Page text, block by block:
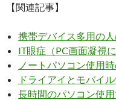
【関連記事】
携帯デバイス多用の
IT眼症（PC画面凝視
ノートパソコン使用
ドライアイとモバイ
長時間のパソコン使